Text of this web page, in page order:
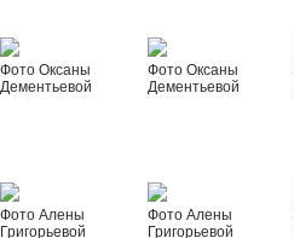
Фото Оксаны
Дементьевой
Фото Оксаны
Дементьевой
Фото Алены
Григорьевой
Фото Алены
Григорьевой